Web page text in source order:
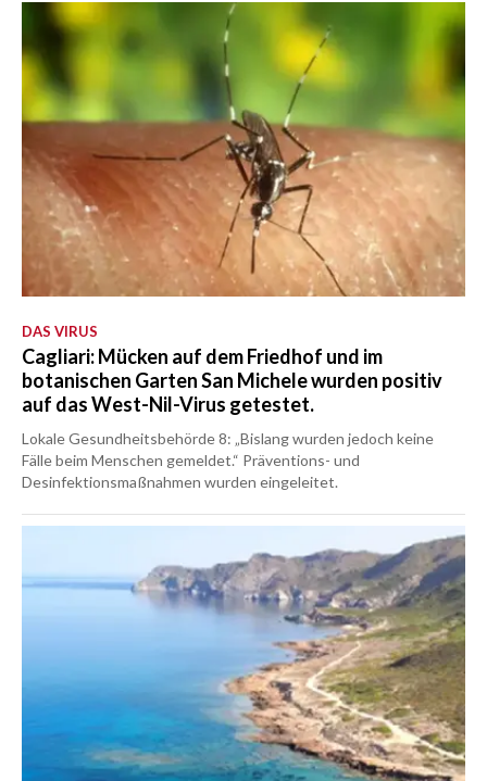
DAS VIRUS
Cagliari: Mücken auf dem Friedhof und im
botanischen Garten San Michele wurden positiv
auf das West-Nil-Virus getestet.
Lokale Gesundheitsbehörde 8: „Bislang wurden jedoch keine
Fälle beim Menschen gemeldet.“ Präventions- und
Desinfektionsmaßnahmen wurden eingeleitet.